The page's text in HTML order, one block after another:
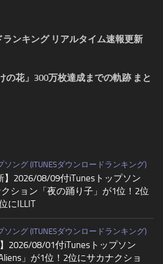
ランキング リアルタイム速報更新
の花」300万枚達成までの軌跡 まと
ソング (ITUNESダウンロードランキング)
】2026/08/09付iTunesトップソン
ション「夜の踊り子」が1位！2位
にILLIT
ソング (ITUNESダウンロードランキング)
】2026/08/01付iTunesトップソン
」が1位！2位にサカナクショ